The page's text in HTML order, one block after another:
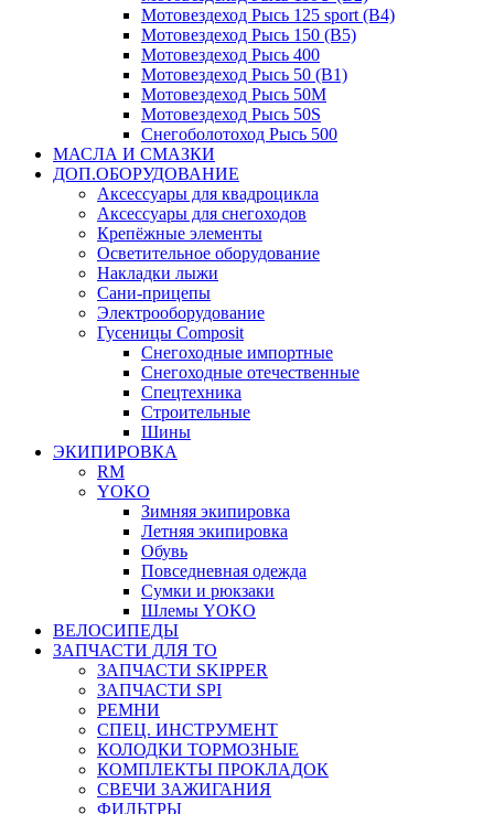
Мотовездеход Рысь 125 sport (B4)
Мотовездеход Рысь 150 (B5)
Мотовездеход Рысь 400
Мотовездеход Рысь 50 (B1)
Мотовездеход Рысь 50M
Мотовездеход Рысь 50S
Снегоболотоход Рысь 500
МАСЛА И СМАЗКИ
ДОП.ОБОРУДОВАНИЕ
Аксессуары для квадроцикла
Аксессуары для снегоходов
Крепёжные элементы
Осветительное оборудование
Накладки лыжи
Сани-прицепы
Электрооборудование
Гусеницы Composit
Снегоходные импортные
Снегоходные отечественные
Спецтехника
Строительные
Шины
ЭКИПИРОВКА
RM
YOKO
Зимняя экипировка
Летняя экипировка
Обувь
Повседневная одежда
Сумки и рюкзаки
Шлемы YOKO
ВЕЛОСИПЕДЫ
ЗАПЧАСТИ ДЛЯ ТО
ЗАПЧАСТИ SKIPPER
ЗАПЧАСТИ SPI
РЕМНИ
СПЕЦ. ИНСТРУМЕНТ
КОЛОДКИ ТОРМОЗНЫЕ
КОМПЛЕКТЫ ПРОКЛАДОК
СВЕЧИ ЗАЖИГАНИЯ
ФИЛЬТРЫ